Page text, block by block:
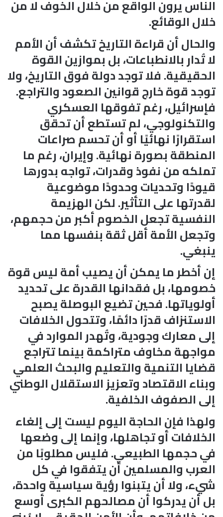
الناس يرون الواقع من خلال الخوف لا من
خلال الوقائع.
والحال أن قراءة التاريخ تكشف أن الأمم
لا تُدار بالانطباعات، بل بموازين القوة
الحقيقية. فلا توجد دولة فوق التاريخ، ولا
توجد قوة خارج قوانين الصعود والتراجع.
فإسرائيل، رغم تفوقها العسكري
والتكنولوجي، لم تستطع أن تحقق
استقرارًا نهائيًا أو أن تحسم صراعات
المنطقة بصورة نهائية. وإيران، رغم ما
تملكه من نفوذ وقدرات، تواجه بدورها
قيودًا وتحديات وحدودًا موضوعية
لقدرتها على التأثير. لكن الهزيمة
النفسية تجعل الخصوم أكبر من حجمهم،
وتجعل الأمة أقل ثقة بنفسها مما
ينبغي.
إن أخطر ما يمكن أن يصيب أمة ليس قوة
خصومها، بل فقدانها القدرة على تحديد
أولوياتها. فحين تضيع البوصلة يصبح
الاستنزاف قدرًا دائمًا، وتتحول الخلافات
إلى معارك وجودية، وتُهدر الموارد في
مواجهة مخاوف متراكمة بينما تتراجع
قضايا التنمية والتعليم والبحث العلمي
وبناء الاقتصاد وتعزيز الاستقلال الوطني
إلى الصفوف الخلفية.
ولهذا فإن الحاجة اليوم ليست إلى إلغاء
الخلافات أو تجاهلها، وإنما إلى وضعها
في حجمها الطبيعي. فليس مطلوبًا من
العرب والمسلمين أن يتفقوا في كل
شيء، ولا أن يتبنوا رؤية سياسية واحدة،
بل أن يدركوا أن مصالحهم الكبرى أوسع